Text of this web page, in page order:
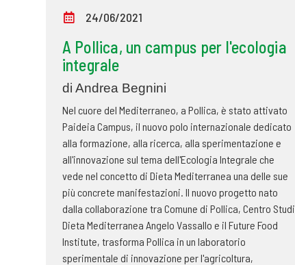
24/06/2021
A Pollica, un campus per l'ecologia
integrale
di Andrea Begnini
Nel cuore del Mediterraneo, a Pollica, è stato attivato
Paideia Campus, il nuovo polo internazionale dedicato
alla formazione, alla ricerca, alla sperimentazione e
all'innovazione sul tema dell'Ecologia Integrale che
vede nel concetto di Dieta Mediterranea una delle sue
più concrete manifestazioni. Il nuovo progetto nato
dalla collaborazione tra Comune di Pollica, Centro Studi
Dieta Mediterranea Angelo Vassallo e il Future Food
Institute, trasforma Pollica in un laboratorio
sperimentale di innovazione per l'agricoltura,